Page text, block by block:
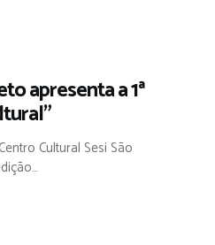
apresenta a 1ª
Cultural Sesi São